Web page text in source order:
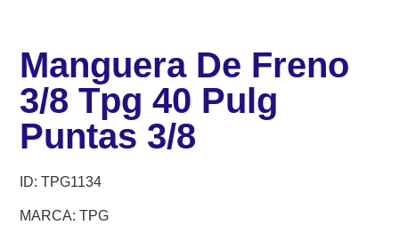
Manguera De Freno
3/8 Tpg 40 Pulg
Puntas 3/8
ID: TPG1134
MARCA: TPG